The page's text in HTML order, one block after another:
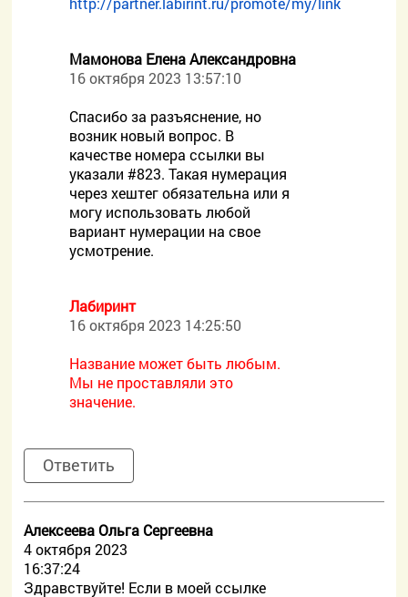
Мамонова Елена Александровна
16 октября 2023 13:57:10
Спасибо за разъяснение, но
возник новый вопрос. В
качестве номера ссылки вы
указали #823. Такая нумерация
через хештег обязательна или я
могу использовать любой
вариант нумерации на свое
усмотрение.
Лабиринт
16 октября 2023 14:25:50
Название может быть любым.
Мы не проставляли это
значение.
Ответить
Алексеева Ольга Сергеевна
4 октября 2023
16:37:24
Здравствуйте! Если в моей ссылке